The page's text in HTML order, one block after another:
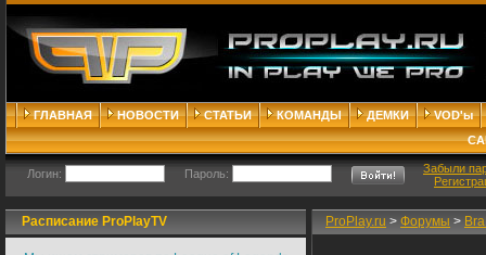
ГЛАВНАЯ НОВОСТИ СТАТЬИ КОМАНДЫ ДЕМКИ
VOD'ы
Логин: Пароль:
Забыли
Расписание ProPlayTV ProPlay.ru > Форумы >